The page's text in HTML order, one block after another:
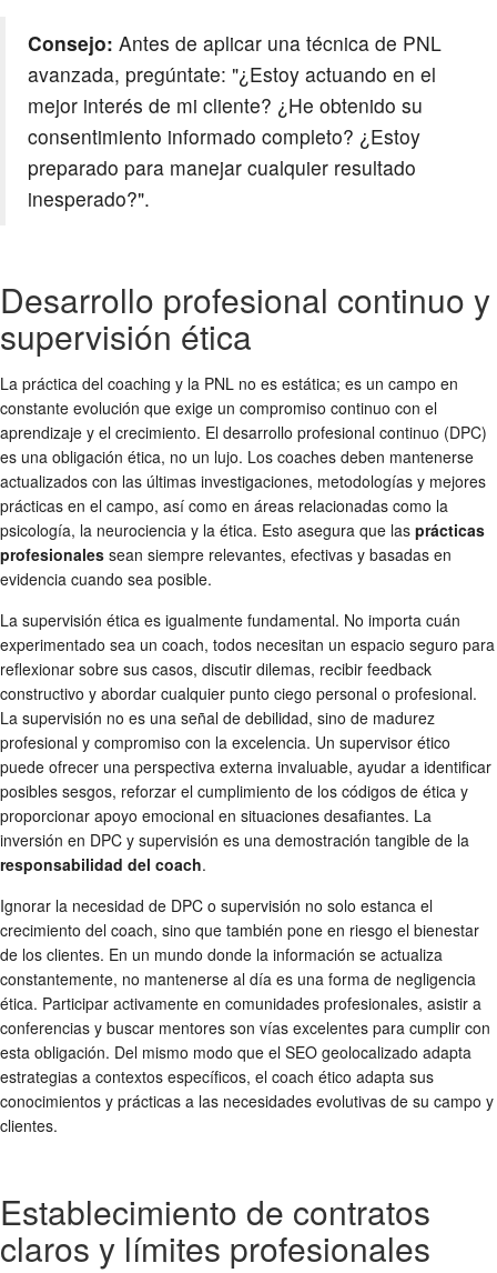
Consejo: Antes de aplicar una técnica de PNL
avanzada, pregúntate: "¿Estoy actuando en el
mejor interés de mi cliente? ¿He obtenido su
consentimiento informado completo? ¿Estoy
preparado para manejar cualquier resultado
inesperado?".
Desarrollo profesional continuo y
supervisión ética
La práctica del coaching y la PNL no es estática; es un campo en
constante evolución que exige un compromiso continuo con el
aprendizaje y el crecimiento. El desarrollo profesional continuo (DPC)
es una obligación ética, no un lujo. Los coaches deben mantenerse
actualizados con las últimas investigaciones, metodologías y mejores
prácticas en el campo, así como en áreas relacionadas como la
psicología, la neurociencia y la ética. Esto asegura que las prácticas
profesionales sean siempre relevantes, efectivas y basadas en
evidencia cuando sea posible.
La supervisión ética es igualmente fundamental. No importa cuán
experimentado sea un coach, todos necesitan un espacio seguro para
reflexionar sobre sus casos, discutir dilemas, recibir feedback
constructivo y abordar cualquier punto ciego personal o profesional.
La supervisión no es una señal de debilidad, sino de madurez
profesional y compromiso con la excelencia. Un supervisor ético
puede ofrecer una perspectiva externa invaluable, ayudar a identificar
posibles sesgos, reforzar el cumplimiento de los códigos de ética y
proporcionar apoyo emocional en situaciones desafiantes. La
inversión en DPC y supervisión es una demostración tangible de la
responsabilidad del coach.
Ignorar la necesidad de DPC o supervisión no solo estanca el
crecimiento del coach, sino que también pone en riesgo el bienestar
de los clientes. En un mundo donde la información se actualiza
constantemente, no mantenerse al día es una forma de negligencia
ética. Participar activamente en comunidades profesionales, asistir a
conferencias y buscar mentores son vías excelentes para cumplir con
esta obligación. Del mismo modo que el SEO geolocalizado adapta
estrategias a contextos específicos, el coach ético adapta sus
conocimientos y prácticas a las necesidades evolutivas de su campo y
clientes.
Establecimiento de contratos
claros y límites profesionales